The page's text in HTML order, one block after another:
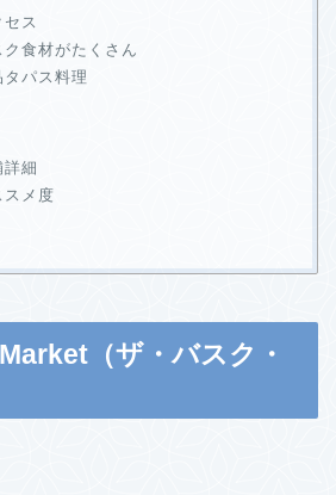
セス
ク食材がたくさん
タパス料理
詳細
スメ度
（ザ・バスク・